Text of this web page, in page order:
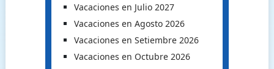
Vacaciones en Julio 2027
Vacaciones en Agosto 2026
Vacaciones en Setiembre 2026
Vacaciones en Octubre 2026